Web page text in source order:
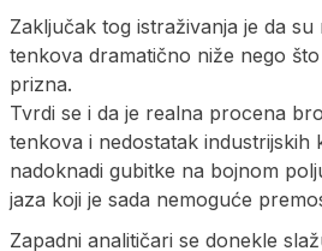
Zaključak tog istraživanja je da
tenkova dramatično niže nego
prizna.
Tvrdi se i da je realna procena
tenkova i nedostatak industrijskih
nadoknadi gubitke na bojnom
jaza koji je sada nemoguće
Zapadni analitičari se donekle